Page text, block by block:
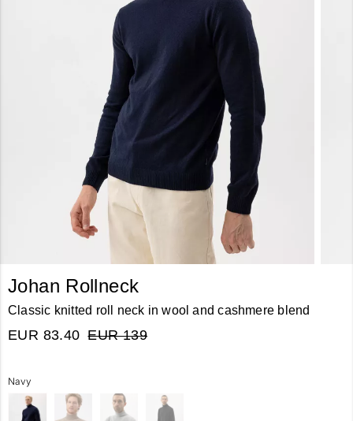
Johan Rollneck
Classic knitted roll neck in wool and cashmere blend
EUR 83.40 EUR 139
Navy